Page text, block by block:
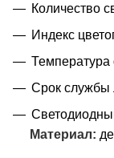
Количество
Индекс
Срок службы
Материал: